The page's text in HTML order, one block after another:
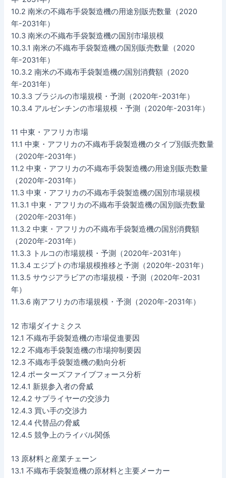
10.2 南米の不織布手袋製造機の用途別販売数量（2020
年-2031年）
10.3 南米の不織布手袋製造機の国別市場規模
10.3.1 南米の不織布手袋製造機の国別販売数量（2020
年-2031年）
10.3.2 南米の不織布手袋製造機の国別消費額（2020
年-2031年）
10.3.3 ブラジルの市場規模・予測（2020年-2031年）
10.3.4 アルゼンチンの市場規模・予測（2020年-2031年）
11 中東・アフリカ市場
11.1 中東・アフリカの不織布手袋製造機のタイプ別販売数量
（2020年-2031年）
11.2 中東・アフリカの不織布手袋製造機の用途別販売数量
（2020年-2031年）
11.3 中東・アフリカの不織布手袋製造機の国別市場規模
11.3.1 中東・アフリカの不織布手袋製造機の国別販売数量
（2020年-2031年）
11.3.2 中東・アフリカの不織布手袋製造機の国別消費額
（2020年-2031年）
11.3.3 トルコの市場規模・予測（2020年-2031年）
11.3.4 エジプトの市場規模推移と予測（2020年-2031年）
11.3.5 サウジアラビアの市場規模・予測（2020年-2031
年）
11.3.6 南アフリカの市場規模・予測（2020年-2031年）
12 市場ダイナミクス
12.1 不織布手袋製造機の市場促進要因
12.2 不織布手袋製造機の市場抑制要因
12.3 不織布手袋製造機の動向分析
12.4 ポーターズファイブフォース分析
12.4.1 新規参入者の脅威
12.4.2 サプライヤーの交渉力
12.4.3 買い手の交渉力
12.4.4 代替品の脅威
12.4.5 競争上のライバル関係
13 原材料と産業チェーン
13.1 不織布手袋製造機の原材料と主要メーカー